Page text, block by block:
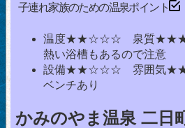
子連れ家族のための温泉ポイント
温度★★☆☆☆ 泉質
熱い浴槽もあるので注意
設備★★☆☆☆ 雰囲気
ベンチあり
かみのやま温泉 二日